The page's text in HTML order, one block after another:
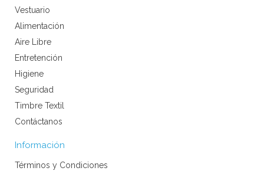
Vestuario
Alimentación
Aire Libre
Entretención
Higiene
Seguridad
Timbre Textil
Contáctanos
Información
Términos y Condiciones